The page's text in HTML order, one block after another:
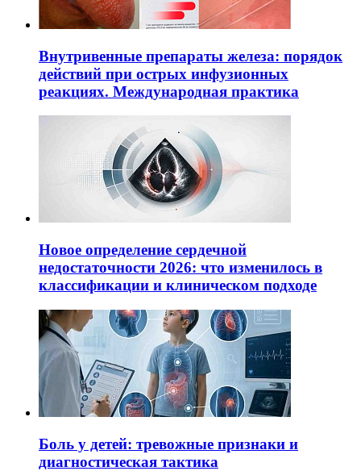
Внутривенные препараты железа: порядок
действий при острых инфузионных
реакциях. Международная практика
Новое определение сердечной
недостаточности 2026: что изменилось в
классификации и клиническом подходе
Боль у детей: тревожные признаки и
диагностическая тактика